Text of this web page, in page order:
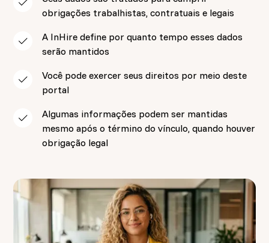
obrigações trabalhistas, contratuais e legais
A InHire define por quanto tempo esses dados
serão mantidos
Você pode exercer seus direitos por meio deste
portal
Algumas informações podem ser mantidas
mesmo após o término do vínculo, quando houver
obrigação legal